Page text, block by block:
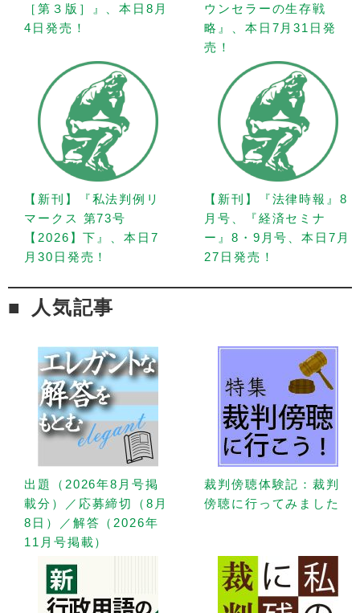
［第３版］』、本日8月
4日発売！
ウンセラーの生存戦
略』、本日7月31日発
売！
【新刊】『私法判例リ
マークス 第73号
【2026】下』、本日7
月30日発売！
【新刊】『法律時報』8
月号、『経済セミナ
ー』8・9月号、本日7月
27日発売！
人気記事
出題（2026年8月号掲
載分）／応募締切（8月
8日）／解答（2026年
11月号掲載）
裁判傍聴体験記：裁判
傍聴に行ってみました